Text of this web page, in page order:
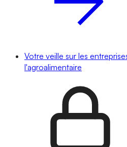
Votre veille sur les
l'agroalimentaire